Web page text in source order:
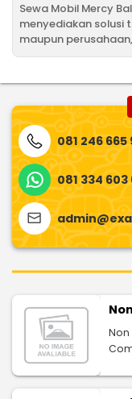
Sewa Mobil Mercy
menyediakan solusi
maupun
081 246 665
081 334 603
Non